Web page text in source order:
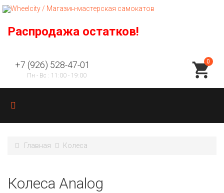
Распродажа остатков!
+7 (926) 528-47-01
Пн - Вс : 11:00 - 19:00
0
Главная Колеса
Колеса Analog